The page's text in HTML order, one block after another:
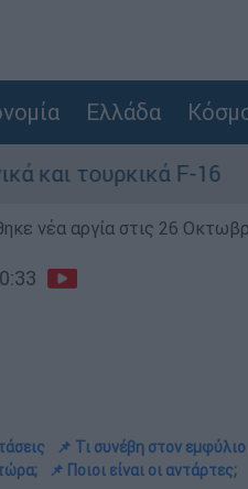
Ελλάδα
F-16
νέα αργία στις 26
📌 Τι συνέβη στον
📌 Ποιοι είναι οι αντάρτες;